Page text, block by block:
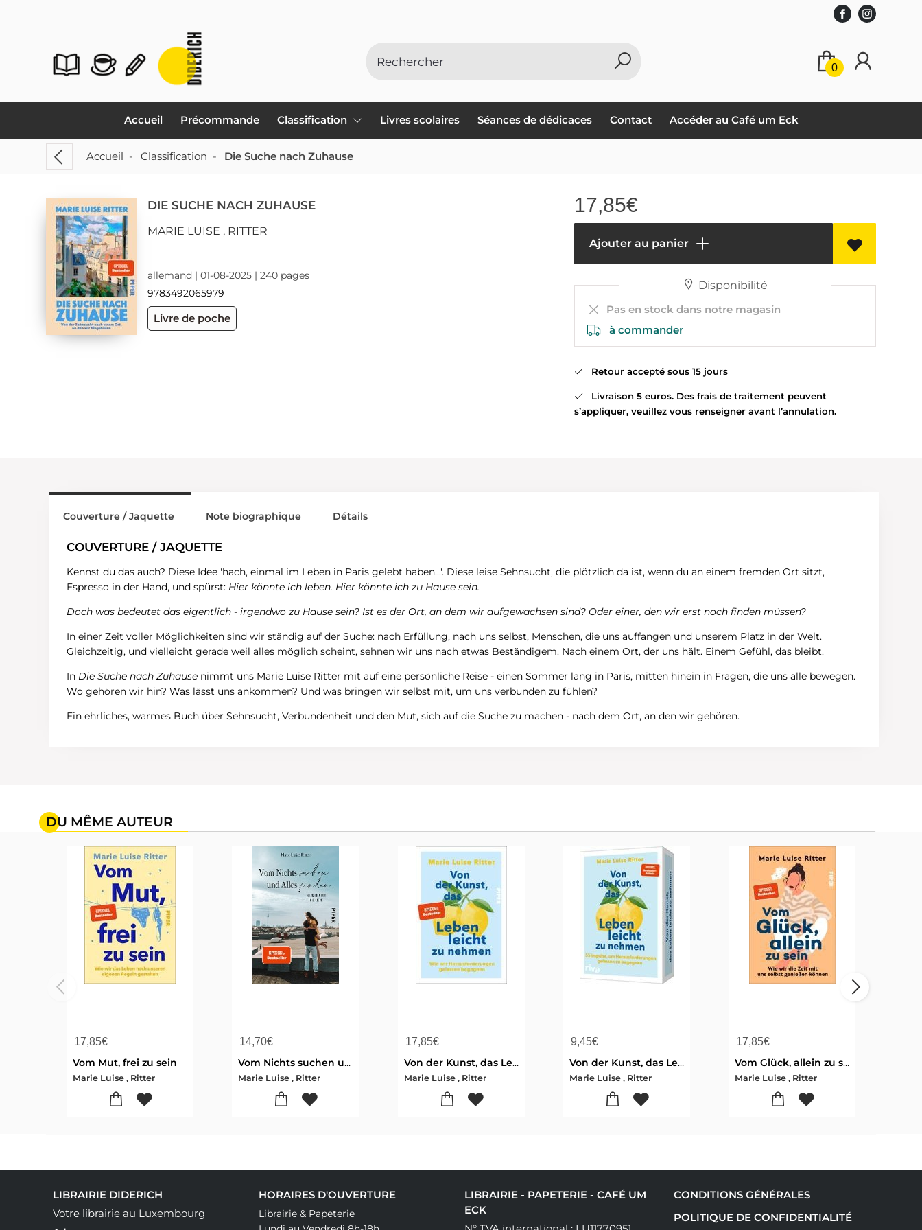
0
Accueil Précommande Classification Livres scolaires Séances de dédicaces Contact Accéder au Café um Eck
Accueil - Classification - Die Suche nach Zuhause
DIE SUCHE NACH ZUHAUSE
MARIE LUISE , RITTER
allemand | 01-08-2025 | 240 pages
9783492065979
Livre de poche
17,85€
Ajouter au panier
Disponibilité
Pas en stock dans notre magasin
à commander
Retour accepté sous 15 jours
Livraison 5 euros. Des frais de traitement peuvent
s’appliquer, veuillez vous renseigner avant l’annulation.
Couverture / Jaquette
COUVERTURE / JAQUETTE
Kennst du das auch? Diese Idee 'hach, einmal im Leben in Paris gelebt haben...'. Diese leise Sehnsucht, die plötzlich da ist, wenn du an einem fremden Ort sitzt,
Espresso in der Hand, und spürst: Hier könnte ich leben. Hier könnte ich zu Hause sein.
Doch was bedeutet das eigentlich - irgendwo zu Hause sein? Ist es der Ort, an dem wir aufgewachsen sind? Oder einer, den wir erst noch finden müssen?
In einer Zeit voller Möglichkeiten sind wir ständig auf der Suche: nach Erfüllung, nach uns selbst, Menschen, die uns auffangen und unserem Platz in der Welt.
Gleichzeitig, und vielleicht gerade weil alles möglich scheint, sehnen wir uns nach etwas Beständigem. Nach einem Ort, der uns hält. Einem Gefühl, das bleibt.
In Die Suche nach Zuhause nimmt uns Marie Luise Ritter mit auf eine persönliche Reise - einen Sommer lang in Paris, mitten hinein in Fragen, die uns alle bewegen.
Wo gehören wir hin? Was lässt uns ankommen? Und was bringen wir selbst mit, um uns verbunden zu fühlen?
Ein ehrliches, warmes Buch über Sehnsucht, Verbundenheit und den Mut, sich auf die Suche zu machen - nach dem Ort, an den wir gehören.
Note biographique Détails
DU MÊME AUTEUR
17,85€
Vom Mut, frei zu sein
Marie Luise , Ritter
14,70€
Vom Nichts suchen und Alles finden
Marie Luise , Ritter
17,85€
Von der Kunst, das Leben leicht zu nehmen
Marie Luise , Ritter
9,45€
Von der Kunst, das Leben leicht zu nehmen - 55 Impulse, um Herausforderungen gelassen zu begegnen
Marie Luise , Ritter
17,85€
Vom Glück, allein zu sein
Marie Luise , Ritter
LIBRAIRIE DIDERICH
Votre librairie au Luxembourg
HORAIRES D'OUVERTURE
Librairie & Papeterie
LIBRAIRIE - PAPETERIE - CAFÉ UM
ECK
CONDITIONS GÉNÉRALES
POLITIQUE DE CONFIDENTIALITÉ